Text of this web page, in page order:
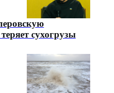
сухогрузы